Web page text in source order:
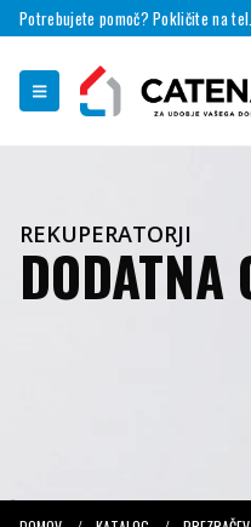
Potrebujete pomoč? Pokličite na
REKUPERATORJI
DODATNA